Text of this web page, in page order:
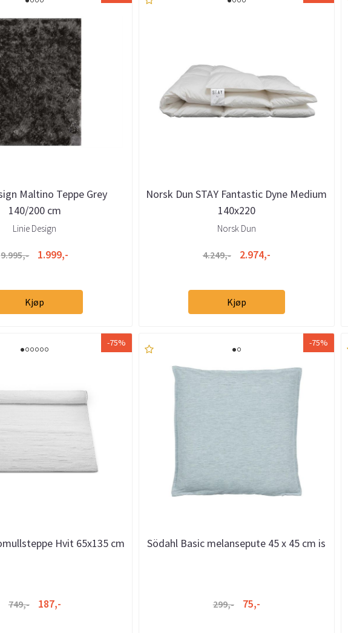
Maltino Teppe Grey
140/200 cm
Linie Design
9.995,- 1.999,-
Kjøp
Norsk Dun STAY Fantastic Dyne Medium
140x220
Norsk Dun
4.249,- 2.974,-
Kjøp
-75%
Hvit 65x135 cm
749,- 187,-
-75%
Södahl Basic melansepute 45 x 45 cm is
299,- 75,-